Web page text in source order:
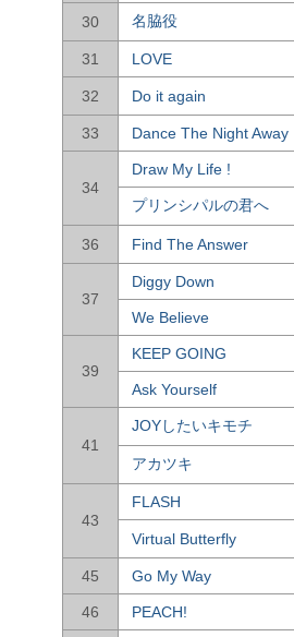
30 名脇役
31 LOVE
32 Do it again
33 Dance The Night Away
34
Draw My Life !
プリンシパルの君へ
36 Find The Answer
37
Diggy Down
We Believe
39
KEEP GOING
Ask Yourself
41
JOYしたいキモチ
アカツキ
43
FLASH
Virtual Butterfly
45 Go My Way
46 PEACH!